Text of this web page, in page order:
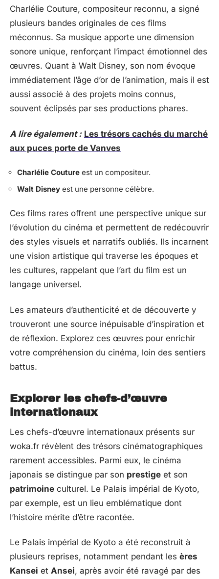
Charlélie Couture, compositeur reconnu, a signé
plusieurs bandes originales de ces films
méconnus. Sa musique apporte une dimension
sonore unique, renforçant l’impact émotionnel des
œuvres. Quant à Walt Disney, son nom évoque
immédiatement l’âge d’or de l’animation, mais il est
aussi associé à des projets moins connus,
souvent éclipsés par ses productions phares.
A lire également : Les trésors cachés du marché
aux puces porte de Vanves
Charlélie Couture est un compositeur.
Walt Disney est une personne célèbre.
Ces films rares offrent une perspective unique sur
l’évolution du cinéma et permettent de redécouvrir
des styles visuels et narratifs oubliés. Ils incarnent
une vision artistique qui traverse les époques et
les cultures, rappelant que l’art du film est un
langage universel.
Les amateurs d’authenticité et de découverte y
trouveront une source inépuisable d’inspiration et
de réflexion. Explorez ces œuvres pour enrichir
votre compréhension du cinéma, loin des sentiers
battus.
Explorer les chefs-d’œuvre
internationaux
Les chefs-d’œuvre internationaux présents sur
woka.fr révèlent des trésors cinématographiques
rarement accessibles. Parmi eux, le cinéma
japonais se distingue par son prestige et son
patrimoine culturel. Le Palais impérial de Kyoto,
par exemple, est un lieu emblématique dont
l’histoire mérite d’être racontée.
Le Palais impérial de Kyoto a été reconstruit à
plusieurs reprises, notamment pendant les ères
Kansei et Ansei, après avoir été ravagé par des